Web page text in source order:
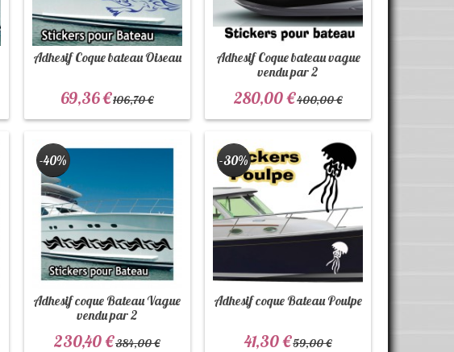
Adhesif Coque bateau Oiseau
69,36 €106,70 €
Adhesif Coque bateau vague
vendu par 2
280,00 €400,00 €
Adhesif coque Bateau Vague
vendu par 2
-40%
230,40 €384,00 €
Adhesif coque Bateau Poulpe
-30%
41,30 €59,00 €